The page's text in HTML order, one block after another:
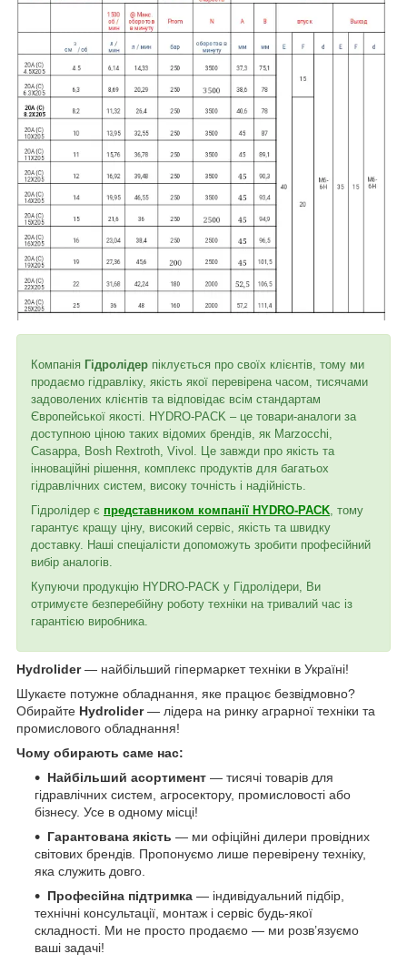
Компанія Гідролідер піклується про своїх клієнтів, тому ми
продаємо гідравліку, якість якої перевірена часом, тисячами
задоволених клієнтів та відповідає всім стандартам
Європейської якості. HYDRO-PACK – це товари-аналоги за
доступною ціною таких відомих брендів, як Marzocchi,
Casappa, Bosh Rextroth, Vivol. Це завжди про якість та
інноваційні рішення, комплекс продуктів для багатьох
гідравлічних систем, високу точність і надійність.
Гідролідер є представником компанії HYDRO-PACK, тому
гарантує кращу ціну, високий сервіс, якість та швидку
доставку. Наші спеціалісти допоможуть зробити професійний
вибір аналогів.
Купуючи продукцію HYDRO-PACK у Гідролідери, Ви
отримуєте безперебійну роботу техніки на тривалий час із
гарантією виробника.
Hydrolider— найбільший гіпермаркет техніки в Україні!
Шукаєте потужне обладнання, яке працює безвідмовно?
Обирайте Hydrolider— лідера на ринку аграрної техніки та
промислового обладнання!
Чому обирають саме нас:
Найбільший асортимент — тисячі товарів для
гідравлічних систем, агросектору, промисловості або
бізнесу. Усе в одному місці!
Гарантована якість — ми офіційні дилери провідних
світових брендів. Пропонуємо лише перевірену техніку,
яка служить довго.
Професійна підтримка — індивідуальний підбір,
технічні консультації, монтаж і сервіс будь-якої
складності. Ми не просто продаємо — ми розв’язуємо
ваші задачі!